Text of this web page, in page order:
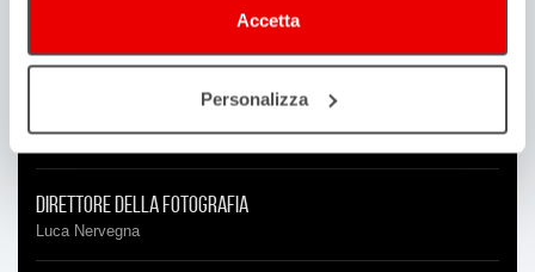
Accetta
Personalizza
Soggetto e sceneggiatura
Anita Rivaroli
Direttore della fotografia
Luca Nervegna